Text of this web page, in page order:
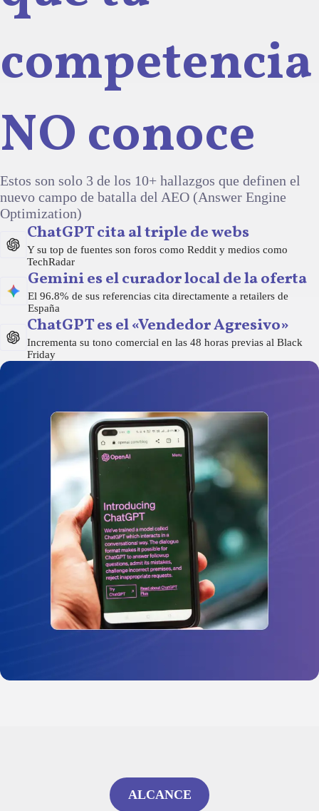
competencia
NO conoce
Estos son solo 3 de los 10+ hallazgos que definen el
nuevo campo de batalla del AEO (Answer Engine
Optimization)
ChatGPT cita al triple de webs
Y su top de fuentes son foros como Reddit y medios como
TechRadar
Gemini es el curador local de la oferta
El 96.8% de sus referencias cita directamente a retailers de
España
ChatGPT es el «Vendedor Agresivo»
Incrementa su tono comercial en las 48 horas previas al Black
Friday
ALCANCE